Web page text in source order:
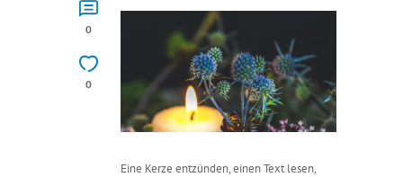
0
0
Eine Kerze entzünden, einen Text lesen,